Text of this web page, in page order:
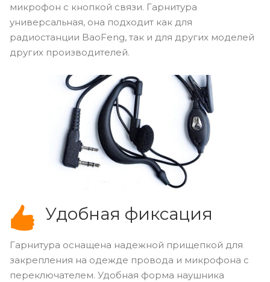
микрофон с кнопкой связи. Гарнитура
универсальная, она подходит как для
радиостанции BaoFeng, так и для других моделей
других производителей.
Удобная фиксация
Гарнитура оснащена надежной прищепкой для
закрепления на одежде провода и микрофона с
переключателем. Удобная форма наушника